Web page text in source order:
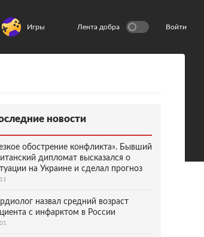
Игры Лента добра Войти
новости
обострение конфликта». Бывший
дипломат высказался о
на Украине и сделал прогноз
назвал средний возраст
с инфарктом в России